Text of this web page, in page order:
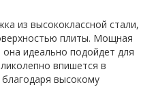
из высококлассной стали,
плиты. Мощная
идеально подойдет для
впишется в
высокому